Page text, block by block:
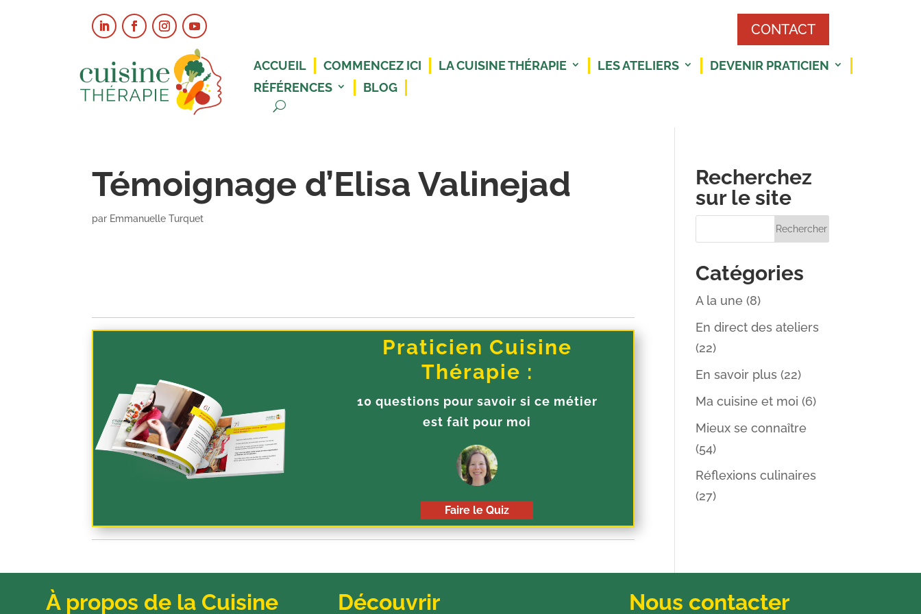
CONTACT
ACCUEIL COMMENCEZ ICI LA CUISINE THÉRAPIE LES ATELIERS
DEVENIR PRATICIEN
RÉFÉRENCES
BLOG
Témoignage d’Elisa Valinejad
par Emmanuelle Turquet
Praticien Cuisine
Thérapie :
10 questions pour savoir si ce métier
est fait pour moi
Faire le Quiz
Recherchez
sur le site
Catégories
A la une (8)
En direct des ateliers
(22)
En savoir plus (22)
Ma cuisine et moi (6)
Mieux se connaître
(54)
Réflexions culinaires
(27)
À propos de la Cuisine
Découvrir Nous contacter